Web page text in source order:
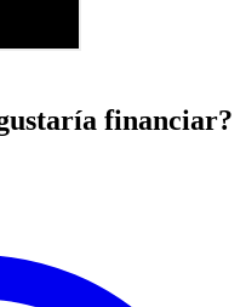
financiar?